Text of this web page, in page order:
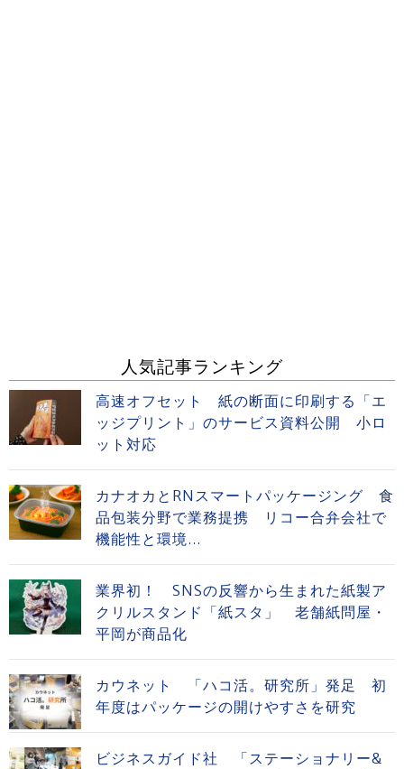
人気記事ランキング
高速オフセット 紙の断面に印刷する「エ
ッジプリント」のサービス資料公開 小ロ
ット対応
カナオカとRNスマートパッケージング 食
品包装分野で業務提携 リコー合弁会社で
機能性と環境...
業界初！ SNSの反響から生まれた紙製ア
クリルスタンド「紙スタ」 老舗紙問屋・
平岡が商品化
カウネット 「ハコ活。研究所」発足 初
年度はパッケージの開けやすさを研究
ビジネスガイド社 「ステーショナリー&